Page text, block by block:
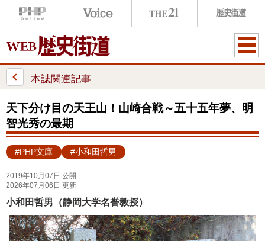
ME
本誌関連記事
天下分け目の天王山！山崎合戦～五十五年夢、明
智光秀の最期
#PHP文庫 #小和田哲男
2019年10月07日 公開
2026年07月06日 更新
小和田哲男（静岡大学名誉教授）